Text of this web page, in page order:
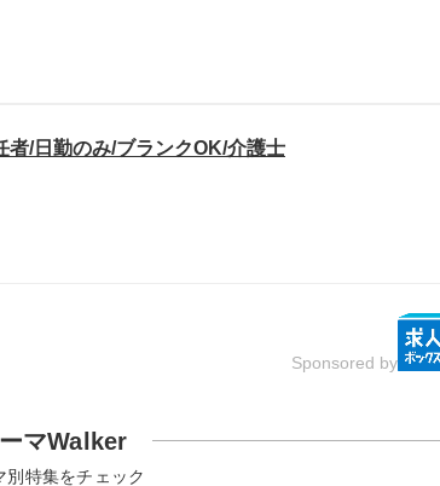
/日勤のみ/ブランクOK/介護士
Sponsored by
マWalker
別特集をチェック